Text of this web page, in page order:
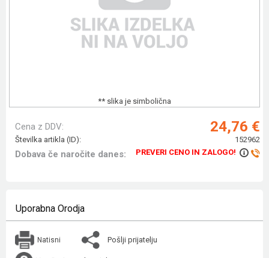
** slika je simbolična
Cena z DDV: 24,76 €
Številka artikla (ID): 152962
Dobava če naročite danes: PREVERI CENO IN ZALOGO!
Uporabna Orodja
Natisni Pošlji prijatelju